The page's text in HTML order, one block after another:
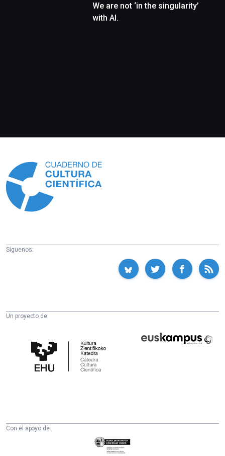
We are not ‘in the singularity’
with AI.
Síguenos:
Un proyecto de:
Cultura
Científica
Fundazioa
Con el apoyo de:
Eusko
Jaurlaritza